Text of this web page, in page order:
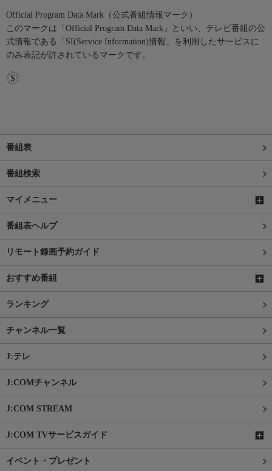
Official Program Data Mark（公式番組情報マーク）
このマークは「Official Program Data Mark」といい、テレビ番組の公
式情報である「SI(Service Information)情報」を利用したサービスに
のみ表記が許されているマークです。
番組表
番組検索
マイメニュー
番組表ヘルプ
リモート録画予約ガイド
おすすめ番組
ランキング
チャンネル一覧
J:テレ
J:COMチャンネル
J:COM STREAM
J:COM TVサービスガイド
イベント・プレゼント